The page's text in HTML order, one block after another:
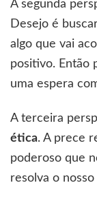
A segunda
Desejo é
algo que vai
positivo. Então
uma espera
A terceira
ética. A prece
poderoso que
resolva o